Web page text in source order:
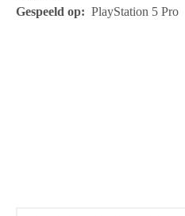
Gespeeld op:PlayStation 5 Pro